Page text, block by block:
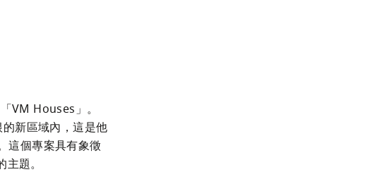
VM Houses」。
新區域內，這是他
這個專案具有象徵
題。